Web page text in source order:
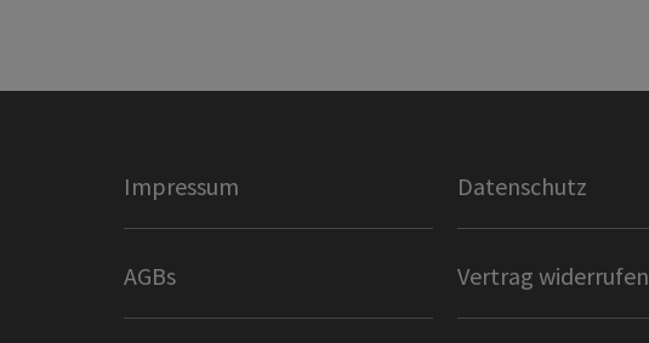
Impressum Datenschutz
AGBs Vertrag widerrufen